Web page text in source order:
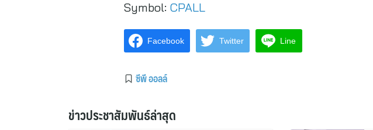
Symbol: CPALL
Facebook Twitter Line
ซีพี ออลล์
ข่าวประชาสัมพันธ์ล่าสุด